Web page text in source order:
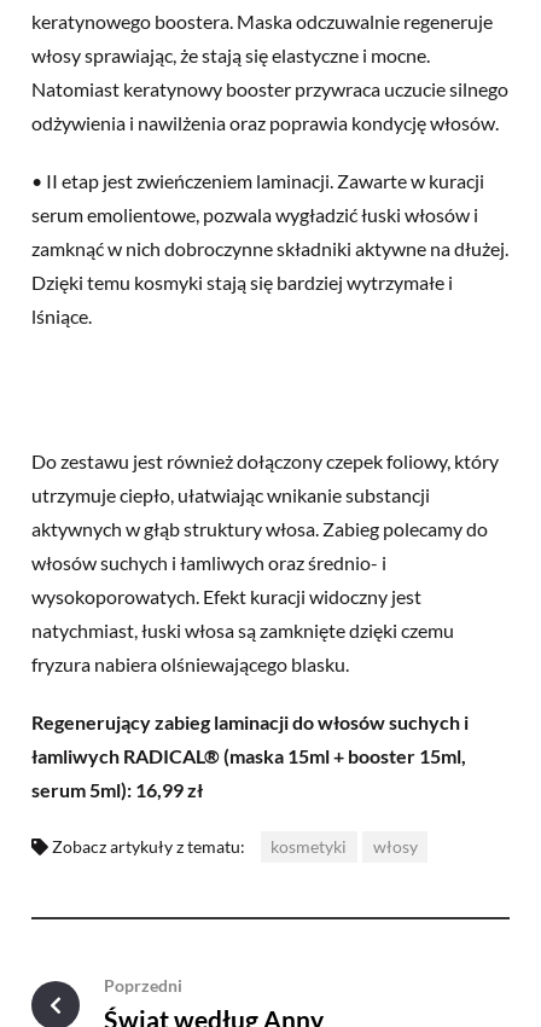
keratynowego boostera. Maska odczuwalnie regeneruje
włosy sprawiając, że stają się elastyczne i mocne.
Natomiast keratynowy booster przywraca uczucie silnego
odżywienia i nawilżenia oraz poprawia kondycję włosów.
• II etap jest zwieńczeniem laminacji. Zawarte w kuracji
serum emolientowe, pozwala wygładzić łuski włosów i
zamknąć w nich dobroczynne składniki aktywne na dłużej.
Dzięki temu kosmyki stają się bardziej wytrzymałe i
lśniące.
Do zestawu jest również dołączony czepek foliowy, który
utrzymuje ciepło, ułatwiając wnikanie substancji
aktywnych w głąb struktury włosa. Zabieg polecamy do
włosów suchych i łamliwych oraz średnio- i
wysokoporowatych. Efekt kuracji widoczny jest
natychmiast, łuski włosa są zamknięte dzięki czemu
fryzura nabiera olśniewającego blasku.
Regenerujący zabieg laminacji do włosów suchych i
łamliwych RADICAL® (maska 15ml + booster 15ml,
serum 5ml): 16,99 zł
Zobacz artykuły z tematu: kosmetyki włosy
Poprzedni
Świat według Anny